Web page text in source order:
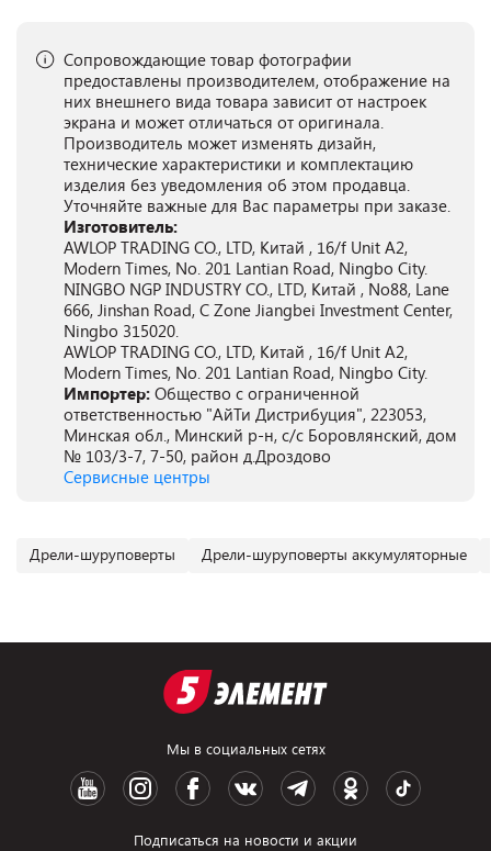
Сопровождающие товар фотографии
предоставлены производителем, отображение на
них внешнего вида товара зависит от настроек
экрана и может отличаться от оригинала.
Производитель может изменять дизайн,
технические характеристики и комплектацию
изделия без уведомления об этом продавца.
Уточняйте важные для Вас параметры при заказе.
Изготовитель:
AWLOP TRADING CO., LTD, Китай , 16/f Unit A2,
Modern Times, No. 201 Lantian Road, Ningbo City.
NINGBO NGP INDUSTRY CO., LTD, Китай , No88, Lane
666, Jinshan Road, C Zone Jiangbei Investment Center,
Ningbo 315020.
AWLOP TRADING CO., LTD, Китай , 16/f Unit A2,
Modern Times, No. 201 Lantian Road, Ningbo City.
Импортер: Общество с ограниченной
ответственностью "АйТи Дистрибуция", 223053,
Минская обл., Минский р-н, с/с Боровлянский, дом
№ 103/3-7, 7-50, район д.Дроздово
Сервисные центры
Дрели-шуруповерты Дрели-шуруповерты аккумуляторные
Мы в социальных сетях
Подписаться на новости и акции